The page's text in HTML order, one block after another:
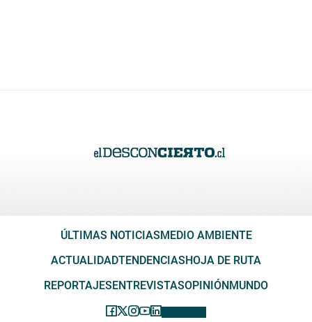
ÚLTIMAS NOTICIAS MEDIO AMBIENTE
ACTUALIDADTENDENCIAS HOJA DE RUTA
REPORTAJES ENTREVISTASOPINIÓN MUNDO